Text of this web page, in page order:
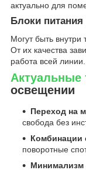
актуально для
Блоки
Могут быть внутри
От их качества
работа всей линии.
Актуальные
освещении
Переход на
свобода без
Комбинации
поворотные
Минимализм